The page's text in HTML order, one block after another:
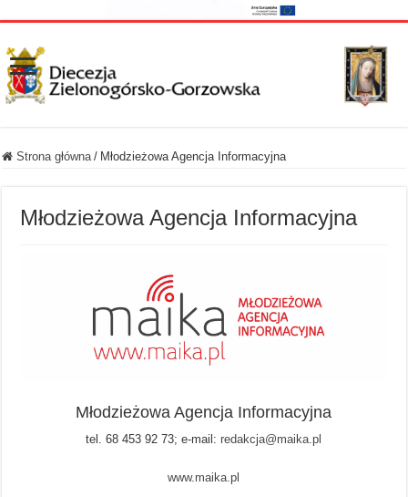
Strona główna / Młodzieżowa Agencja Informacyjna
Młodzieżowa Agencja Informacyjna
Młodzieżowa Agencja Informacyjna
tel. 68 453 92 73; e-mail:redakcja@maika.pl
www.maika.pl